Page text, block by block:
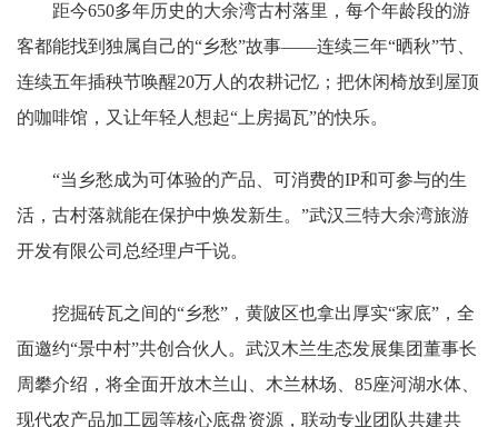
距今650多年历史的大余湾古村落里，每个年龄段的游
客都能找到独属自己的“乡愁”故事——连续三年“晒秋”节、
连续五年插秧节唤醒20万人的农耕记忆；把休闲椅放到屋顶
的咖啡馆，又让年轻人想起“上房揭瓦”的快乐。
“当乡愁成为可体验的产品、可消费的IP和可参与的生
活，古村落就能在保护中焕发新生。”武汉三特大余湾旅游
开发有限公司总经理卢千说。
挖掘砖瓦之间的“乡愁”，黄陂区也拿出厚实“家底”，全
面邀约“景中村”共创合伙人。武汉木兰生态发展集团董事长
周攀介绍，将全面开放木兰山、木兰林场、85座河湖水体、
现代农产品加工园等核心底盘资源，联动专业团队共建共